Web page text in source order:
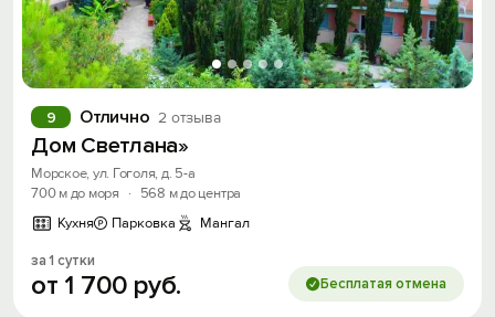
Отлично 2 отзыва
9
Дом Светлана»
Морское, ул. Гоголя, д. 5-а
700 м до моря
·
568 м до центра
Кухня
Парковка Мангал
за 1 сутки
от 1 700 руб. Бесплатая отмена